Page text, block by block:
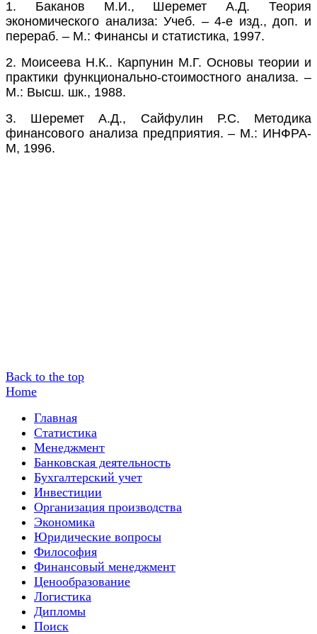
1. Баканов М.И., Шеремет А.Д. Теория
экономического анализа: Учеб. – 4-е изд., доп. и
перераб. – М.: Финансы и статистика, 1997.
2. Моисеева Н.К.. Карпунин М.Г. Основы теории и
практики функционально-стоимостного анализа. –
М.: Высш. шк., 1988.
3. Шеремет А.Д., Сайфулин Р.С. Методика
финансового анализа предприятия. – М.: ИНФРА-
М, 1996.
Back to the top
Home
Главная
Статистика
Менеджмент
Банковская деятельность
Бухгалтерский учет
Инвестиции
Организация производства
Экономика
Юридические вопросы
Философия
Финансовый менеджмент
Ценообразование
Логистика
Дипломы
Поиск